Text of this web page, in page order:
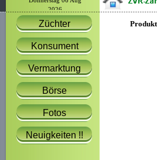
2026
Züchter
Konsument
Vermarktung
Börse
Fotos
Neuigkeiten !!